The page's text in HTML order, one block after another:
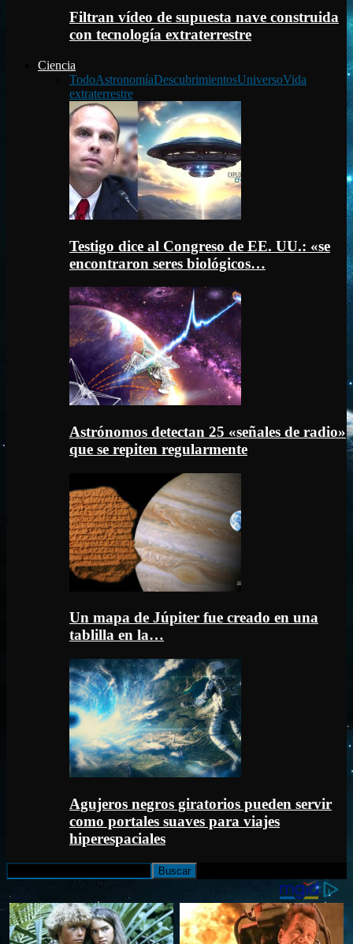
Filtran vídeo de supuesta nave construida
con tecnología extraterrestre
Ciencia
TodoAstronomíaDescubrimientosUniversoVida
extraterrestre
Testigo dice al Congreso de EE. UU.: «se
encontraron seres biológicos…
Astrónomos detectan 25 «señales de radio»
que se repiten regularmente
Un mapa de Júpiter fue creado en una
tablilla en la…
Agujeros negros giratorios pueden servir
como portales suaves para viajes
hiperespaciales